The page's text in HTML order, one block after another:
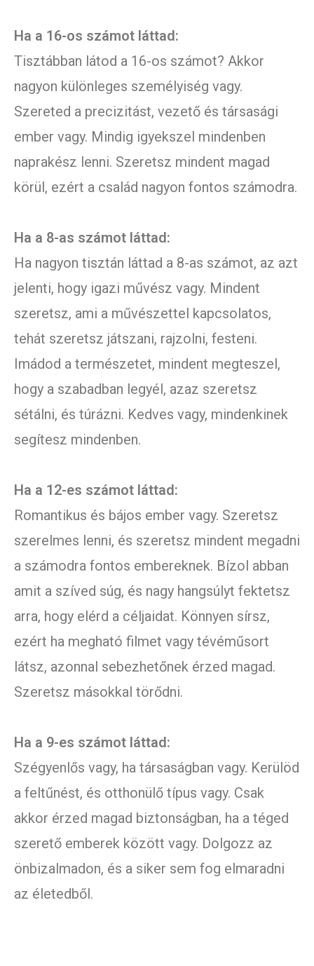
Ha a 16-os számot láttad:
Tisztábban látod a 16-os számot? Akkor
nagyon különleges személyiség vagy.
Szereted a precizitást, vezető és társasági
ember vagy. Mindig igyekszel mindenben
naprakész lenni. Szeretsz mindent magad
körül, ezért a család nagyon fontos számodra.
Ha a 8-as számot láttad:
Ha nagyon tisztán láttad a 8-as számot, az azt
jelenti, hogy igazi művész vagy. Mindent
szeretsz, ami a művészettel kapcsolatos,
tehát szeretsz játszani, rajzolni, festeni.
Imádod a természetet, mindent megteszel,
hogy a szabadban legyél, azaz szeretsz
sétálni, és túrázni. Kedves vagy, mindenkinek
segítesz mindenben.
Ha a 12-es számot láttad:
Romantikus és bájos ember vagy. Szeretsz
szerelmes lenni, és szeretsz mindent megadni
a számodra fontos embereknek. Bízol abban
amit a szíved súg, és nagy hangsúlyt fektetsz
arra, hogy elérd a céljaidat. Könnyen sírsz,
ezért ha megható filmet vagy tévéműsort
látsz, azonnal sebezhetőnek érzed magad.
Szeretsz másokkal törődni.
Ha a 9-es számot láttad:
Szégyenlős vagy, ha társaságban vagy. Kerülöd
a feltűnést, és otthonülő típus vagy. Csak
akkor érzed magad biztonságban, ha a téged
szerető emberek között vagy. Dolgozz az
önbizalmadon, és a siker sem fog elmaradni
az életedből.